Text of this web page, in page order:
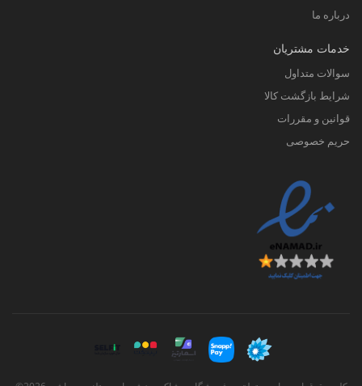
درباره ما
خدمات مشتریان
سوالات متداول
شرایط بازگشت کالا
قوانین و مقررات
حریم خصوصی